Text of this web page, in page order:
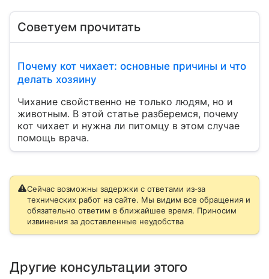
Советуем прочитать
Почему кот чихает: основные причины и что
делать хозяину
Чихание свойственно не только людям, но и
животным. В этой статье разберемся, почему
кот чихает и нужна ли питомцу в этом случае
помощь врача.
Сейчас возможны задержки с ответами из‑за
технических работ на сайте. Мы видим все обращения и
обязательно ответим в ближайшее время. Приносим
извинения за доставленные неудобства
Другие консультации этого